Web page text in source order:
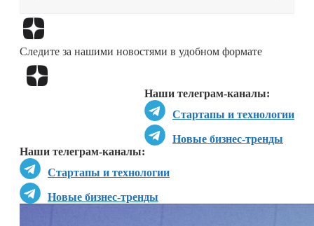
Следите за нашими новостями в удобном формате
Наши телеграм-каналы:
Стартапы и технологии
Новые бизнес-тренды
Наши телеграм-каналы:
Стартапы и технологии
Новые бизнес-тренды